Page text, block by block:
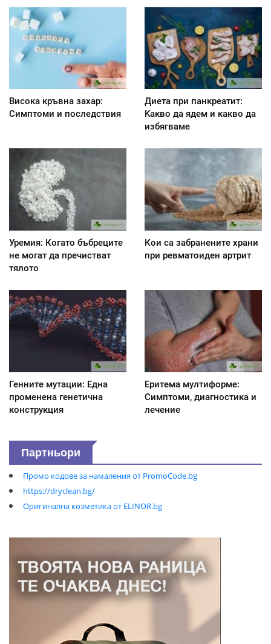
Висока кръвна захар:
Симптоми и последствия
Диета при панкреатит:
Kакво да ядем и какво да
избягваме
Уремия: Когато бъбреците
не могат да пречистват
тялото
Кои са забранените храни
при ревматоиден артрит
Генните мутации: Една
променена генетична
конструкция
Еритема мултиформе:
Симптоми, диагностика и
лечение
Партньори
Промо кодове за намаления от PromoCode.bg
https://dryclean.bg/
Оригинална козметика от ELINOR.bg